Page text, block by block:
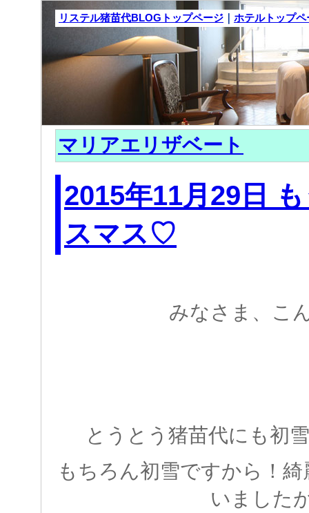
リステル猪苗代BLOGトップページ ｜ ホテルトップペ
マリアエリザベート
2015年11月29日
スマス♡
みなさま、こ
とうとう猪苗代にも初
もちろん初雪ですから！
いました